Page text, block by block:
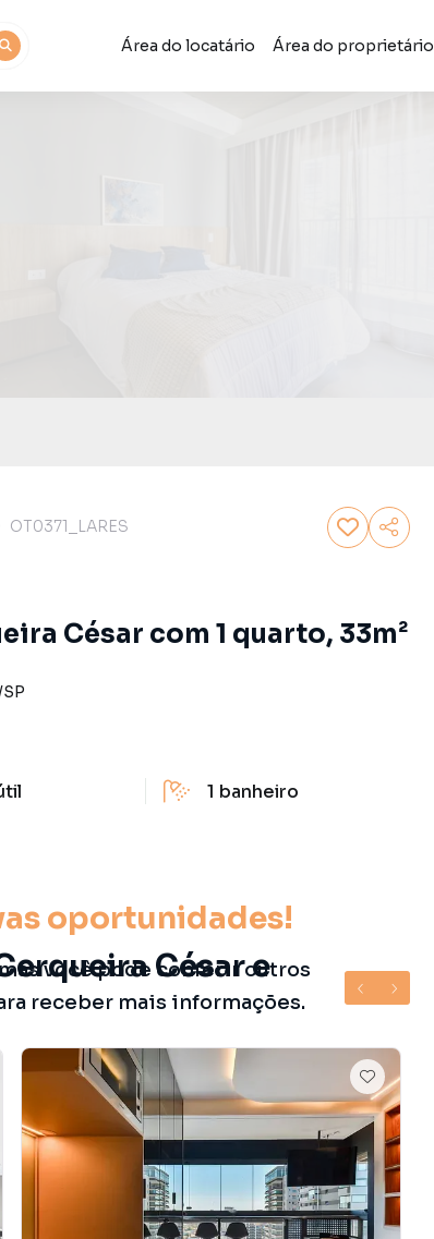
Área do locatário Área do proprietário
oportunidades!
você pode conferir outros
receber mais informações.
OT0371_LARES
César com 1 quarto, 33m²
SP
1 banheiro
César e